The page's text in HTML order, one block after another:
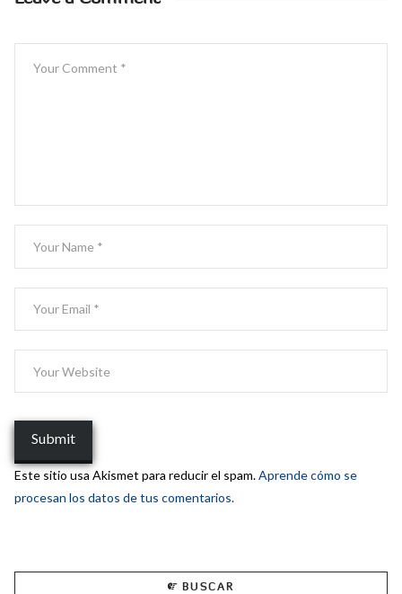
Este sitio usa Akismet para reducir el spam.Aprende cómo se
procesan los datos de tus comentarios.
BUSCAR